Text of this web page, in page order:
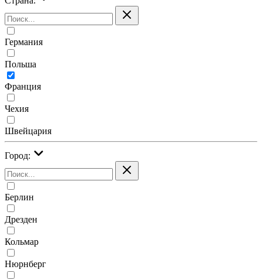
Германия
Польша
Франция
Чехия
Швейцария
Город:
Берлин
Дрезден
Кольмар
Нюрнберг